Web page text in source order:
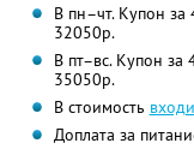
В пн–чт. Купон за
32050р.
В пт–вс. Купон за
35050р.
В стоимость
Доплата за